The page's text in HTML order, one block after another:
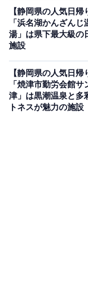
物の名湯と充
「沼津・湯河原
呂」などで気軽
ュシステムが導
体感可能。食事
【静岡県の人気日帰
「浜名湖かんざんじ
湯」は県下最大級の
施設
【静岡県の人気日帰
「焼津市勤労会館サ
津」は黒潮温泉と多
トネスが魅力の施設